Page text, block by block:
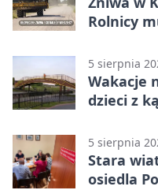
Rolnicy
5 sierpnia
Wakacje
dzieci z
5 sierpnia
Stara
osiedla